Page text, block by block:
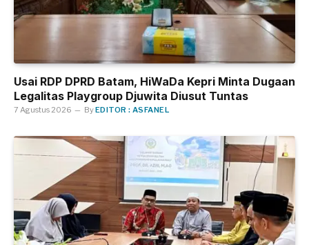
Usai RDP DPRD Batam, HiWaDa Kepri Minta Dugaan
Legalitas Playgroup Djuwita Diusut Tuntas
7 Agustus 2026 ByEDITOR : ASFANEL